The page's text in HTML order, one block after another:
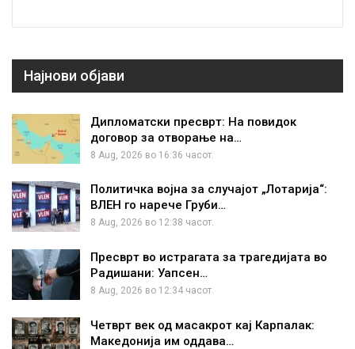
Најнови објави
Дипломатски пресврт: На повидок
договор за отворање на…
8 Aug, 2026 во 16:36 часот.
Политичка војна за случајот „Лотарија“:
ВЛЕН го нарече Груби…
8 Aug, 2026 во 12:38 часот.
Пресврт во истрагата за трагедијата во
Радишани: Уапсен…
8 Aug, 2026 во 12:34 часот.
Четврт век од масакрот кај Карпалак:
Македонија им оддава…